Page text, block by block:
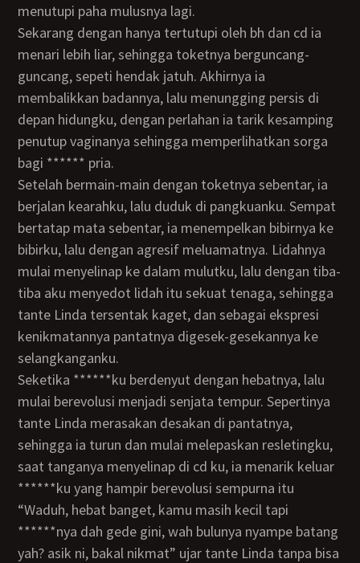
menutupi paha mulusnya lagi.
Sekarang dengan hanya tertutupi oleh bh dan cd ia
menari lebih liar, sehingga toketnya berguncang-
guncang, sepeti hendak jatuh. Akhirnya ia
membalikkan badannya, lalu menungging persis di
depan hidungku, dengan perlahan ia tarik kesamping
penutup vaginanya sehingga memperlihatkan sorga
bagi ****** pria.
Setelah bermain-main dengan toketnya sebentar, ia
berjalan kearahku, lalu duduk di pangkuanku. Sempat
bertatap mata sebentar, ia menempelkan bibirnya ke
bibirku, lalu dengan agresif meluamatnya. Lidahnya
mulai menyelinap ke dalam mulutku, lalu dengan tiba-
tiba aku menyedot lidah itu sekuat tenaga, sehingga
tante Linda tersentak kaget, dan sebagai ekspresi
kenikmatannya pantatnya digesek-gesekannya ke
selangkanganku.
Seketika ******ku berdenyut dengan hebatnya, lalu
mulai berevolusi menjadi senjata tempur. Sepertinya
tante Linda merasakan desakan di pantatnya,
sehingga ia turun dan mulai melepaskan resletingku,
saat tanganya menyelinap di cd ku, ia menarik keluar
******ku yang hampir berevolusi sempurna itu
“Waduh, hebat banget, kamu masih kecil tapi
******nya dah gede gini, wah bulunya nyampe batang
yah? asik ni, bakal nikmat” ujar tante Linda tanpa bisa